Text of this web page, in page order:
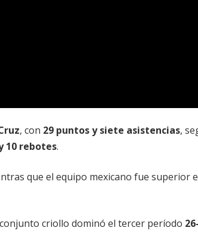
, con 29 puntos y siete asistencias,
10 rebotes.
que el equipo mexicano fue superior
criollo dominó el tercer período